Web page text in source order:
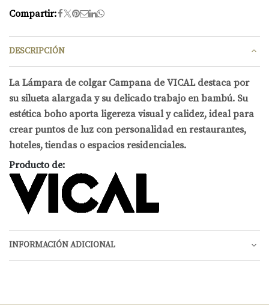
Compartir:
DESCRIPCIÓN
La Lámpara de colgar Campana de VICAL destaca por
su silueta alargada y su delicado trabajo en bambú. Su
estética boho aporta ligereza visual y calidez, ideal para
crear puntos de luz con personalidad en restaurantes,
hoteles, tiendas o espacios residenciales.
Producto de:
INFORMACIÓN ADICIONAL